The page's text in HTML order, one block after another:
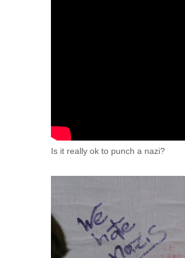
Is it really ok to punch a nazi?